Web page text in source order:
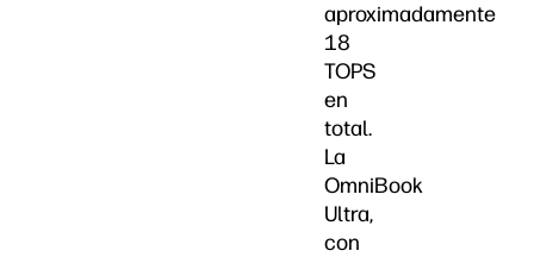
aproximadamente
18
TOPS
en
total.
La
OmniBook
Ultra,
con